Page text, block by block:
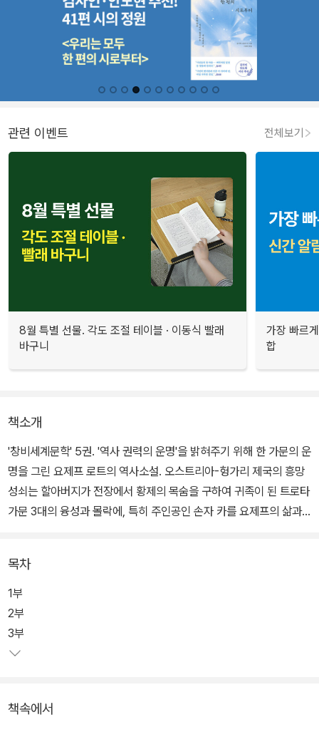
관련 이벤트 전체보기
8월 특별 선물. 각도 조절 테이블 · 이동식 빨래
바구니
가장 빠르
합
책소개
'창비세계문학' 5권. '역사 권력의 운명'을 밝혀주기 위해 한 가문의 운
명을 그린 요제프 로트의 역사소설. 오스트리아-헝가리 제국의 흥망
성쇠는 할아버지가 전장에서 황제의 목숨을 구하여 귀족이 된 트로타
가문 3대의 융성과 몰락에, 특히 주인공인 손자 카를 요제프의 삶과
고 있는 문제의 근원을 파헤친다.
소설은 요제프 트로타가 쏠페리노 전투에서 황제의 목숨을 구하여 마
리아 테레지아 훈장과 폰 지폴리에라는 귀족칭호를 수여받는 것으로
시작된다. 그후 아들 프란츠 트로타가 오스트리아-헝가리 제국 관료
심하지만 그러기에는 마음이 너무 여린 인물이다. 결국 카를 요제프
목차
1부
2부
3부
책속에서